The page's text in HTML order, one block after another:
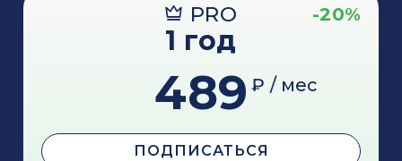
PRO -20%
1 год
489 ₽ / мес
ПОДПИСАТЬСЯ